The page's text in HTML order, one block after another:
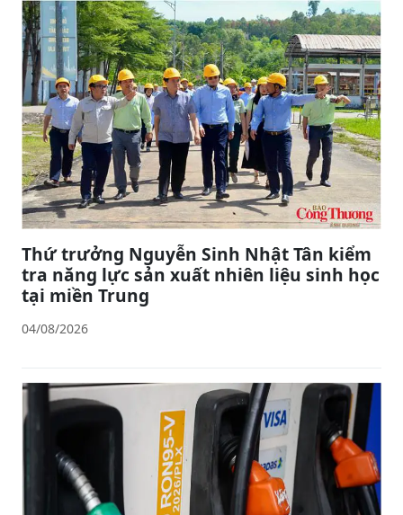
Thứ trưởng Nguyễn Sinh Nhật Tân kiểm
tra năng lực sản xuất nhiên liệu sinh học
tại miền Trung
04/08/2026